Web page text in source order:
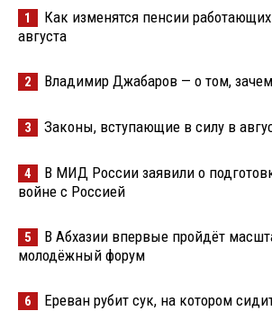
1
Как изменятся пенсии
августа
2 Владимир Джабаров — о том,
3 Законы, вступающие в силу в
4
В МИД России заявили о
войне с Россией
5
В Абхазии впервые пройдёт
молодёжный форум
6 Ереван рубит сук, на котором